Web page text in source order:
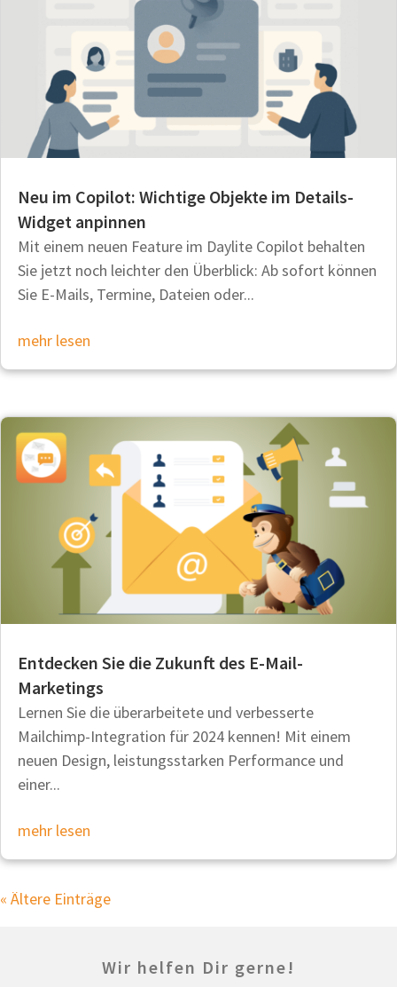
Neu im Copilot: Wichtige Objekte im Details-
Widget anpinnen
Mit einem neuen Feature im Daylite Copilot behalten
Sie jetzt noch leichter den Überblick: Ab sofort können
Sie E-Mails, Termine, Dateien oder...
mehr lesen
Entdecken Sie die Zukunft des E-Mail-
Marketings
Lernen Sie die überarbeitete und verbesserte
Mailchimp-Integration für 2024 kennen! Mit einem
neuen Design, leistungsstarken Performance und
einer...
mehr lesen
« Ältere Einträge
Wir helfen Dir gerne!